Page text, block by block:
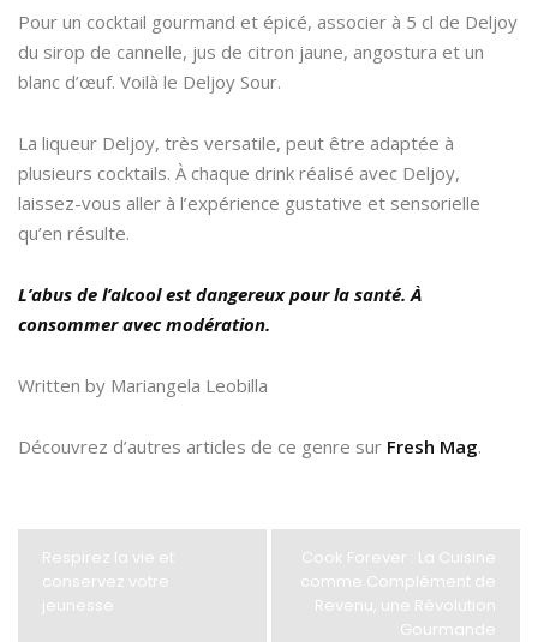
Pour un cocktail gourmand et épicé, associer à 5 cl de Deljoy
du sirop de cannelle, jus de citron jaune, angostura et un
blanc d’œuf. Voilà le Deljoy Sour.
La liqueur Deljoy, très versatile, peut être adaptée à
plusieurs cocktails. À chaque drink réalisé avec Deljoy,
laissez-vous aller à l’expérience gustative et sensorielle
qu’en résulte.
L’abus de l’alcool est dangereux pour la santé. À
consommer avec modération.
Written by Mariangela Leobilla
Découvrez d’autres articles de ce genre sur Fresh Mag.
Respirez la vie et
conservez votre
jeunesse
Cook Forever : La Cuisine
comme Complément de
Revenu, une Révolution
Gourmande